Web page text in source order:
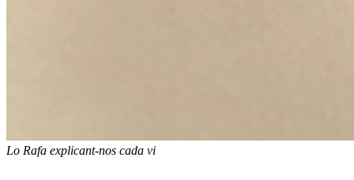
Lo Rafa explicant-nos cada vi